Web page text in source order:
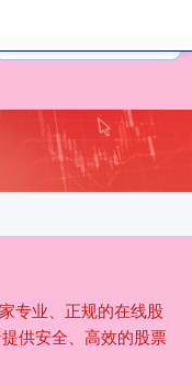
专业、正规的在线股
供安全、高效的股票